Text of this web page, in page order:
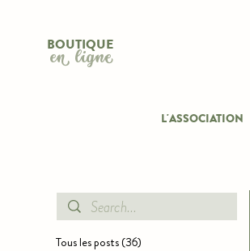
BOUTIQUE
en ligne
L'ASSOCIATION
Tous les posts(36)